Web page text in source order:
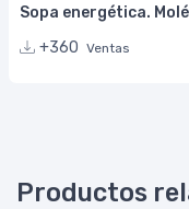
Sopa energética. Molé
+360 Ventas
Productos